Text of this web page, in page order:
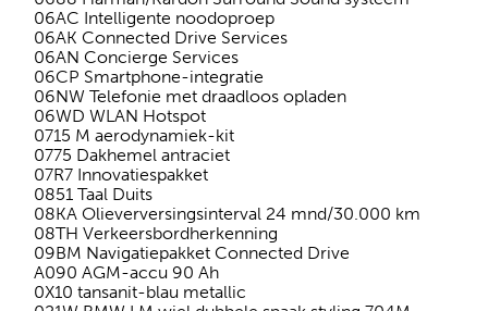
06AC Intelligente noodoproep
06AK Connected Drive Services
06AN Concierge Services
06CP Smartphone-integratie
06NW Telefonie met draadloos opladen
06WD WLAN Hotspot
0715 M aerodynamiek-kit
0775 Dakhemel antraciet
07R7 Innovatiespakket
0851 Taal Duits
08KA Olieverversingsinterval 24 mnd/30.000 km
08TH Verkeersbordherkenning
09BM Navigatiepakket Connected Drive
A090 AGM-accu 90 Ah
0X10 tansanit-blau metallic